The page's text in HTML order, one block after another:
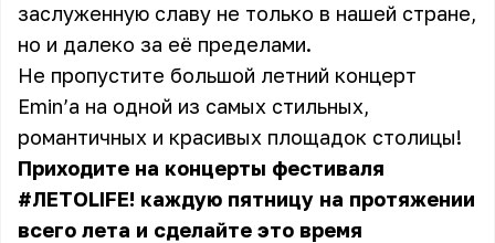
заслуженную славу не только в нашей стране,
но и далеко за её пределами.
Не пропустите большой летний концерт
Emin’а на одной из самых стильных,
романтичных и красивых площадок столицы!
Приходите на концерты фестиваля
#ЛЕТОLIFE! каждую пятницу на протяжении
всего лета и сделайте это время